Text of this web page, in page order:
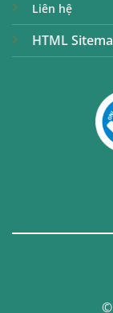
Liên hệ
HTML
©